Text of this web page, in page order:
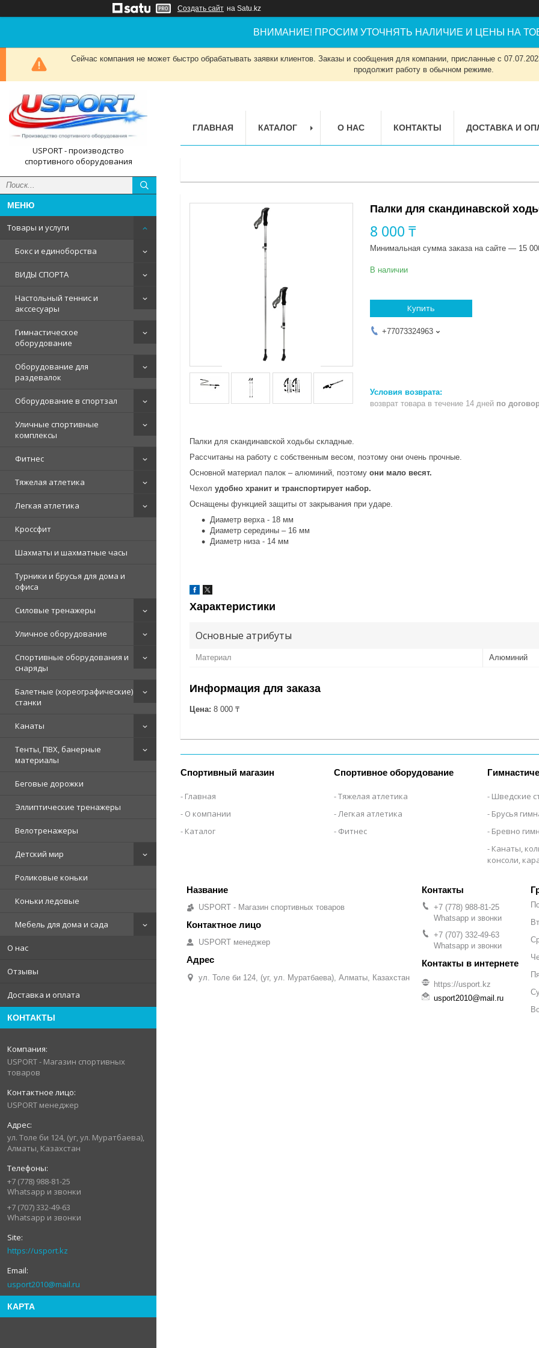
Создать сайт на Satu.kz
ВНИМАНИЕ! ПРОСИМ УТОЧНЯТЬ НАЛИЧИЕ И ЦЕНЫ НА
Сейчас компания не может быстро обрабатывать заявки клиентов. Заказы и сообщения для компании, присланные с
продолжит работу в обычном режиме.
USPORT - производство
спортивного оборудования
Товары и услуги
Бокс и единоборства
ВИДЫ СПОРТА
Настольный теннис и
акссесуары
Гимнастическое
оборудование
Оборудование для
раздевалок
Оборудование в спортзал
Уличные спортивные
комплексы
Фитнес
Тяжелая атлетика
Легкая атлетика
Кроссфит
Шахматы и шахматные часы
Турники и брусья для дома и
офиса
Силовые тренажеры
Уличное оборудование
Спортивные оборудования и
снаряды
Балетные (хореографические)
станки
Канаты
Тенты, ПВХ, банерные
материалы
Беговые дорожки
Эллиптические тренажеры
Велотренажеры
Детский мир
Роликовые коньки
Коньки ледовые
Мебель для дома и сада
О нас
Отзывы
Доставка и оплата
КОНТАКТЫ
USPORT - Магазин спортивных
товаров
USPORT менеджер
ул. Толе би 124, (уг, ул. Муратбаева),
Алматы, Казахстан
+7 (778) 988-81-25
Whatsapp и звонки
+7 (707) 332-49-63
Whatsapp и звонки
https://usport.kz
usport2010@mail.ru
КАРТА
ГЛАВНАЯ КАТАЛОГ О НАС КОНТАКТЫ ДОСТАВКА И
Палки для скандинавской
8 000 ₸
Минимальная сумма заказа на сайте — 15
В наличии
Купить
+77073324963
возврат товара в течение 14 дней по
Палки для скандинавской ходьбы складные.
Рассчитаны на работу с собственным весом, поэтому они очень прочные.
Основной материал палок – алюминий, поэтому они мало весят.
Чехол удобно хранит и транспортирует набор.
Оснащены функцией защиты от закрывания при ударе.
Диаметр верха - 18 мм
Диаметр середины – 16 мм
Диаметр низа - 14 мм
Характеристики
Основные атрибуты
Материал Алюминий
Информация для заказа
Цена: 8 000 ₸
Спортивный магазин
Главная
О компании
Каталог
Спортивное оборудование
Тяжелая атлетика
Легкая атлетика
Фитнес
Шведские
Брусья
Бревно
Канаты,
консоли,
USPORT - Магазин спортивных товаров
USPORT менеджер
ул. Толе би 124, (уг, ул. Муратбаева), Алматы, Казахстан
+7 (778) 988-81-25
Whatsapp и звонки
+7 (707) 332-49-63
Whatsapp и звонки
https://usport.kz
usport2010@mail.ru